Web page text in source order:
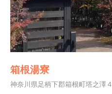
箱根湯寮
神奈川県足柄下郡箱根町塔之澤４